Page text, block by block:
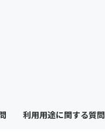
利用用途に関する質問